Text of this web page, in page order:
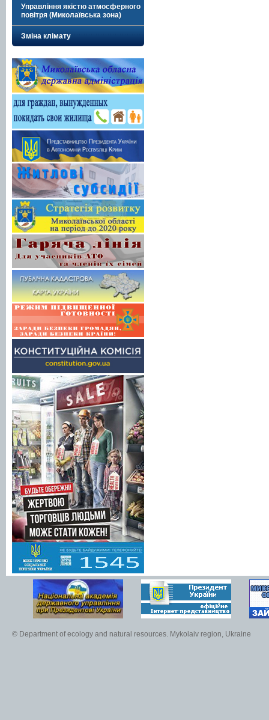
Управління якістю атмосферного
повітря (Миколаївська зона)
Зміна клімату
© Department of ecology and natural resources. Mykolaiv region, Ukraine